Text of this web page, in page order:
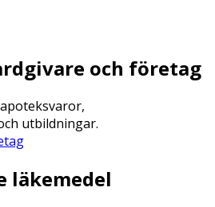
och företag
utbildningar.
läkemedel